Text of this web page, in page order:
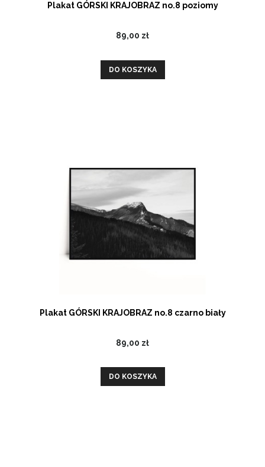
Plakat GÓRSKI KRAJOBRAZ no.8 poziomy
89,00 zł
DO KOSZYKA
Plakat GÓRSKI KRAJOBRAZ no.8 czarno biały
89,00 zł
DO KOSZYKA